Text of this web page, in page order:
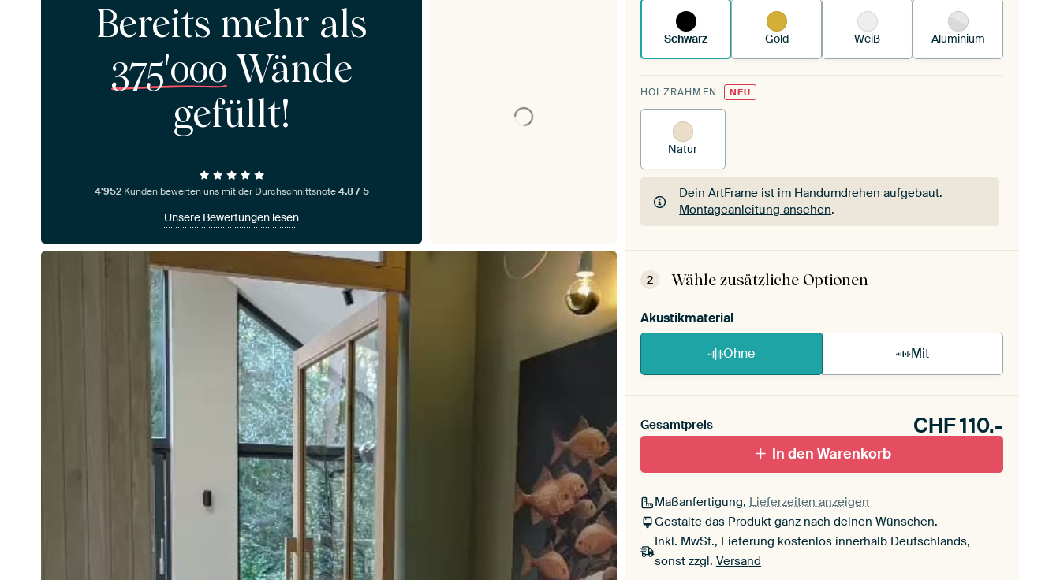
Schwarz Gold Weiß Aluminium
HOLZRAHMEN NEU
Natur
Dein ArtFrame ist im Handumdrehen aufgebaut.
Montageanleitung ansehen.
Dein ArtFrame ist im Handumdrehen aufgebaut.
2 Wähle zusätzliche Optionen
Akustikmaterial
Ohne Mit
Gesamtpreis CHF110.-
In den Warenkorb
Maßanfertigung, Lieferzeiten anzeigen
Gestalte das Produkt ganz nach deinen Wünschen.
Inkl. MwSt., Lieferung kostenlos innerhalb Deutschlands,
sonst zzgl. Versand
Bereits mehr als
375'000 Wände
gefüllt!
4'952Kunden bewerten uns mit der Durchschnittsnote4.8 / 5
Unsere Bewertungen lesen